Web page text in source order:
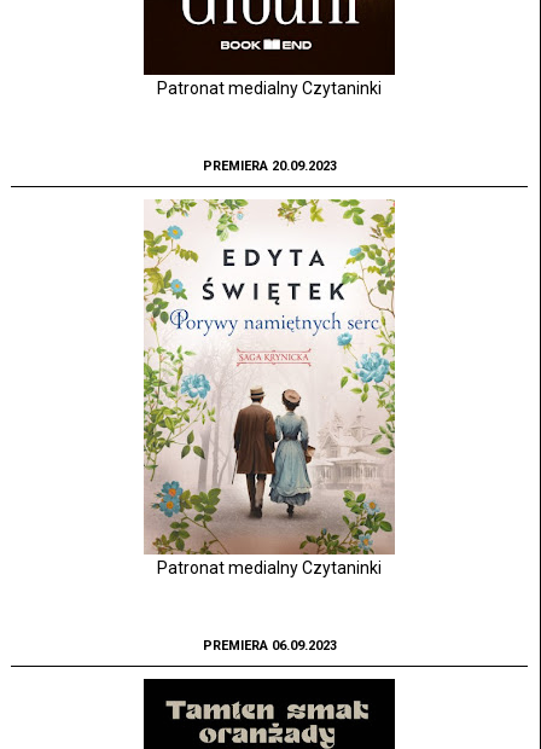
Patronat medialny Czytaninki
PREMIERA 20.09.2023
Patronat medialny Czytaninki
PREMIERA 06.09.2023